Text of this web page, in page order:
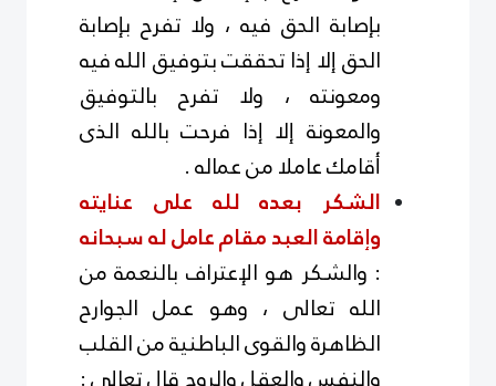
بإصابة الحق فيه ، ولا تفرح بإصابة
الحق إلا إذا تحققت بتوفيق الله فيه
ومعونته ، ولا تفرح بالتوفيق
والمعونة إلا إذا فرحت بالله الذى
أقامك عاملا من عماله .
الشكر بعده لله على عنايته
وإقامة العبد مقام عامل له سبحانه
: والشكر هو الإعتراف بالنعمة من
الله تعالى ، وهو عمل الجوارح
الظاهرة والقوى الباطنية من القلب